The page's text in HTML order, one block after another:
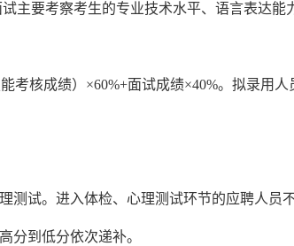
主要考察考生的专业技术水平、语言表达
考核成绩） ×60%+面试成绩×40%。拟录用
测试。进入体检、心理测试环节的应聘人
分到低分依次递补。